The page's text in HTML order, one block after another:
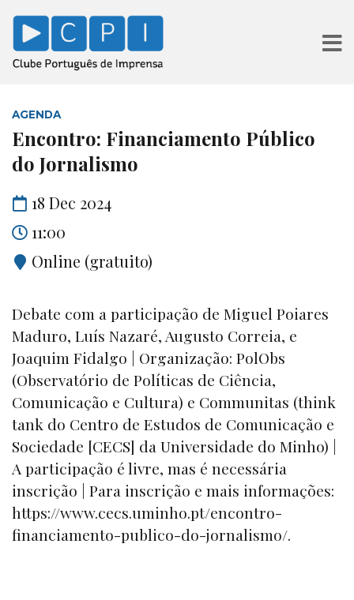
AGENDA
Encontro: Financiamento Público
do Jornalismo
18 Dec 2024
11:00
Online (gratuito)
Debate com a participação de Miguel Poiares
Maduro, Luís Nazaré, Augusto Correia, e
Joaquim Fidalgo | Organização: PolObs
(Observatório de Políticas de Ciência,
Comunicação e Cultura) e Communitas (think
tank do Centro de Estudos de Comunicação e
Sociedade [CECS] da Universidade do Minho) |
A participação é livre, mas é necessária
inscrição | Para inscrição e mais informações:
https://www.cecs.uminho.pt/encontro-
financiamento-publico-do-jornalismo/.